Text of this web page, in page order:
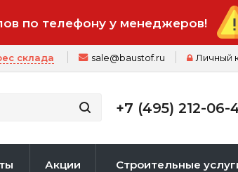
по телефону у менеджеров!
Личный
sale@baustof.ru
склада
+7 (495) 212-06-
Акции Строительные